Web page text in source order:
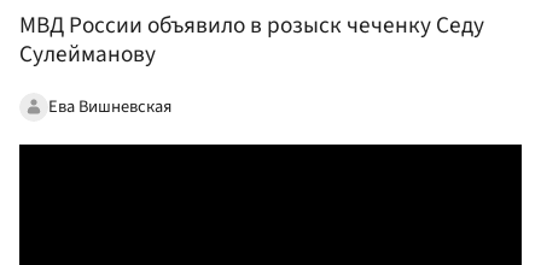
МВД России объявило в розыск чеченку Седу
Сулейманову
Ева Вишневская